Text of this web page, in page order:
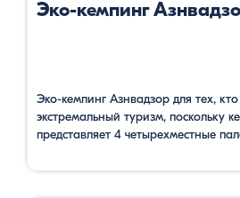
Эко-кемпинг
Эко-кемпинг Азнвадзор для тех,
экстремальный туризм, поскольку
представляет 4 четырехместные